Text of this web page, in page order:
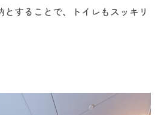
することで、トイレもスッキリ